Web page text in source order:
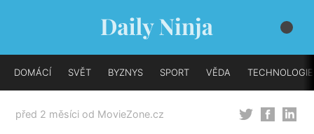
DOMÁCÍ SVĚT BYZNYS SPORT VĚDA TECHNOLOGIE
před 2 měsíci od MovieZone.cz